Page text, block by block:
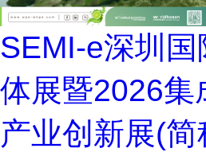
SEMI-e深圳国
体展暨2026集
产业创新展(简